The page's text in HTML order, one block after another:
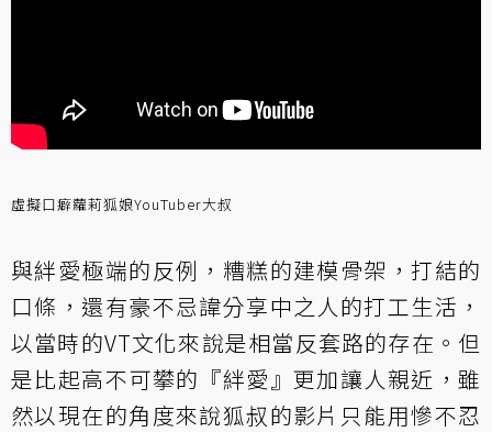
虛擬口癖蘿莉狐娘YouTuber大叔
與絆愛極端的反例，糟糕的建模骨架，打結的
口條，還有豪不忌諱分享中之人的打工生活，
以當時的VT文化來說是相當反套路的存在。但
是比起高不可攀的『絆愛』更加讓人親近，雖
然以現在的角度來說狐叔的影片只能用慘不忍